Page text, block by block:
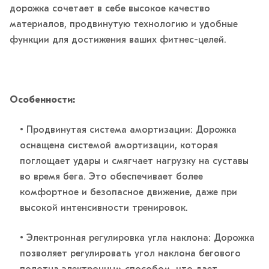
дорожка сочетает в себе высокое качество
материалов, продвинутую технологию и удобные
функции для достижения ваших фитнес-целей.
Особенности:
• Продвинутая система амортизации: Дорожка
оснащена системой амортизации, которая
поглощает удары и смягчает нагрузку на суставы
во время бега. Это обеспечивает более
комфортное и безопасное движение, даже при
высокой интенсивности тренировок.
• Электронная регулировка угла наклона: Дорожка
позволяет регулировать угол наклона бегового